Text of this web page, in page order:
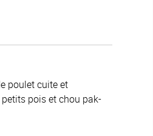
poulet cuite et
pois et chou pak-